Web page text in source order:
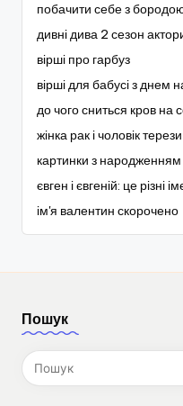
побачити себе з
дивні дива 2 сезон
вірші про гарбуз
вірші для бабусі з днем
до чого сниться кров на
жінка рак і чоловік терези
картинки з
євген і євгеній: це різні
ім'я валентин скорочено
Пошук